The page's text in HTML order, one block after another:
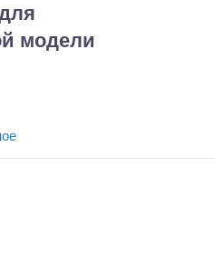
модели